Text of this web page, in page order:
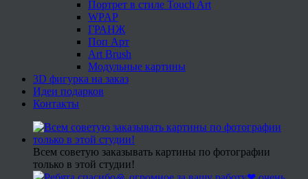
Портрет в стиле Touch Art
WPAP
ГРАНЖ
Поп Арт
Art Brush
Модульные картины
3D фигурка на заказ
Идеи подарков
Контакты
Всем советую заказывать картины по фотографии
только в этой студии!